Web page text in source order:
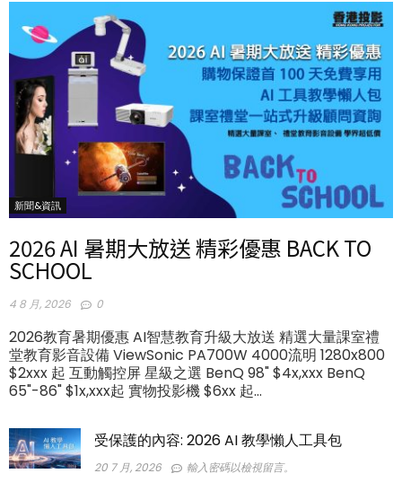
新聞&資訊
2026 AI 暑期大放送 精彩優惠 BACK TO
SCHOOL
4 8 月, 2026 0
2026教育暑期優惠 AI智慧教育升級大放送 精選大量課室禮
堂教育影音設備 ViewSonic PA700W 4000流明 1280x800
$2xxx 起 互動觸控屏 星級之選 BenQ 98" $4x,xxx BenQ
65"-86" $1x,xxx起 實物投影機 $6xx 起...
受保護的內容: 2026 AI 教學懶人工具包
20 7 月, 2026 輸入密碼以檢視留言。